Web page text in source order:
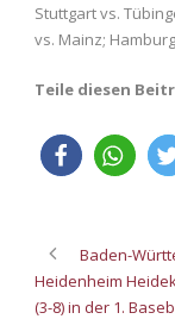
Stuttgart vs.
vs. Mainz;
Teile diesen
Baden-
Heidenheim
(3-8) in der 1.